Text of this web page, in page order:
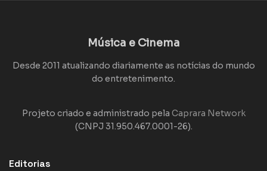
Música e Cinema
Desde 2011 atualizando diariamente as notícias do mundo
do entretenimento.
Projeto criado e administrado pela Caprara Network
(CNPJ 31.950.467.0001-26).
Editorias